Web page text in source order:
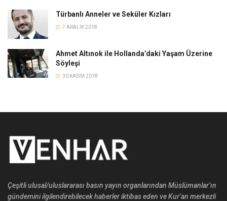
Türbanlı Anneler ve Seküler Kızları
7 ARALIK 2018
Ahmet Altınok ile Hollanda’daki Yaşam Üzerine
Söyleşi
30 KASIM 2018
Çeşitli ulusal/uluslararası basın yayın organlarından Müslümanlar’ın
gündemini ilgilendirebilecek haberler iktibas eden ve Kur’an merkezli